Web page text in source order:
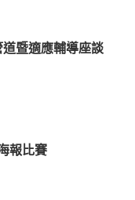
道暨適應輔導座談
報比賽